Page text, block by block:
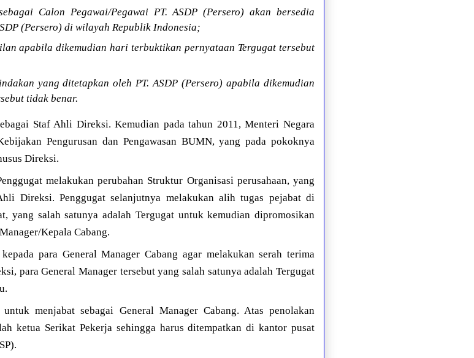
Calon Pegawai/Pegawai PT. ASDP (Persero) akan bersedia
(Persero) di wilayah Republik Indonesia;
apabila dikemudian hari terbuktikan pernyataan Tergugat tersebut
yang ditetapkan oleh PT. ASDP (Persero) apabila dikemudian
tidak benar.
Staf Ahli Direksi. Kemudian pada tahun 2011, Menteri Negara
Pengurusan dan Pengawasan BUMN, yang pada pokoknya
Direksi.
melakukan perubahan Struktur Organisasi perusahaan, yang
Direksi. Penggugat selanjutnya melakukan alih tugas pejabat di
yang salah satunya adalah Tergugat untuk kemudian dipromosikan
Kepala Cabang.
para General Manager Cabang agar melakukan serah terima
para General Manager tersebut yang salah satunya adalah Tergugat
menjabat sebagai General Manager Cabang. Atas penolakan
ketua Serikat Pekerja sehingga harus ditempatkan di kantor pusat